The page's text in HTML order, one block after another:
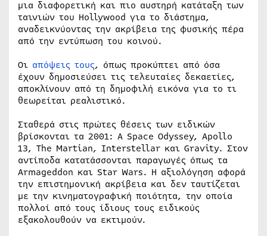
μια διαφορετική και πιο αυστηρή κατάταξη των
ταινιών του Hollywood για το διάστημα,
αναδεικνύοντας την ακρίβεια της φυσικής πέρα
από την εντύπωση του κοινού.
Οι απόψεις τους, όπως προκύπτει από όσα
έχουν δημοσιεύσει τις τελευταίες δεκαετίες,
αποκλίνουν από τη δημοφιλή εικόνα για το τι
θεωρείται ρεαλιστικό.
Σταθερά στις πρώτες θέσεις των ειδικών
βρίσκονται τα 2001: A Space Odyssey, Apollo
13, The Martian, Interstellar και Gravity. Στον
αντίποδα κατατάσσονται παραγωγές όπως τα
Armageddon και Star Wars. Η αξιολόγηση αφορά
την επιστημονική ακρίβεια και δεν ταυτίζεται
με την κινηματογραφική ποιότητα, την οποία
πολλοί από τους ίδιους τους ειδικούς
εξακολουθούν να εκτιμούν.